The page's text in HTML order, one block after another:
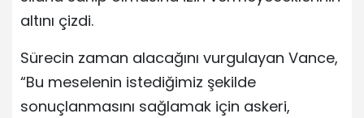
altını çizdi.
Sürecin zaman alacağını vurgulayan Vance,
“Bu meselenin istediğimiz şekilde
sonuçlanmasını sağlamak için askeri,